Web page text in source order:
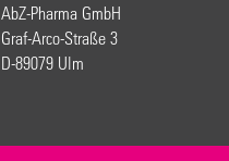
AbZ-Pharma GmbH
Graf-Arco-Straße 3
D-89079 Ulm